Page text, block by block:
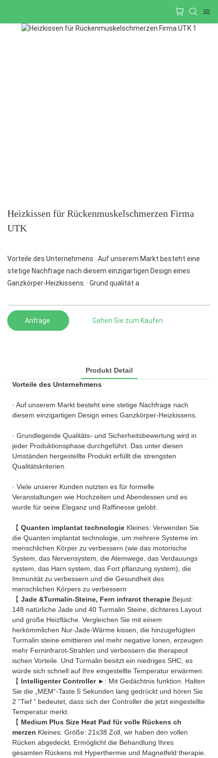
Heizkissen für Rückenmuskelschmerzen Firma
UTK
Vorteile des Unternehmens · Auf unserem Markt besteht eine
stetige Nachfrage nach diesem einzigartigen Design eines
Ganzkörper-Heizkissens. · Grund qualität a
Anfrage Gehen Sie zum Kaufen
Produkt Detail
Vorteile des Unternehmens
· Auf unserem Markt besteht eine stetige Nachfrage nach
diesem einzigartigen Design eines Ganzkörper-Heizkissens.
· Grundlegende Qualitäts- und Sicherheitsbewertung wird in
jeder Produktionsphase durchgeführt. Das unter diesen
Umständen hergestellte Produkt erfüllt die strengsten
Qualitätskriterien.
· Viele unserer Kunden nutzten es für formelle
Veranstaltungen wie Hochzeiten und Abendessen und es
wurde für seine Eleganz und Raffinesse gelobt.
【 Quanten implantat technologie Kleines: Verwenden Sie
die Quanten implantat technologie, um mehrere Systeme im
menschlichen Körper zu verbessern (wie das motorische
System, das Nervensystem, die Atemwege, das Verdauungs
system, das Harn system, das Fort pflanzung system), die
Immunität zu verbessern und die Gesundheit des
menschlichen Körpers zu verbessern
【 Jade &Turmalin-Steine, Fern infrarot therapie Bejust:
148 natürliche Jade und 40 Turmalin Steine, dichteres Layout
und große Heizfläche. Vergleichen Sie mit einem
herkömmlichen Nur-Jade-Wärme kissen, die hinzugefügten
Turmalin steine emittieren viel mehr negative Ionen, erzeugen
mehr Ferninfrarot-Strahlen und verbessern die therapeut
ischen Vorteile. Und Turmalin besitzt ein niedriges SHC, es
würde sich schnell auf Ihre eingestellte Temperatur erwärmen.
【 Intelligenter Controller ►: Mit Gedächtnis funktion. Halten
Sie die „MEM“-Taste 5 Sekunden lang gedrückt und hören Sie
2 “Tief ” bedeutet, dass sich der Controller die jetzt eingestellte
Temperatur merkt.
【 Medium Plus Size Heat Pad für volle Rückens ch
merzen Kleines: Größe: 21x38 Zoll, wir haben den vollen
Rücken abgedeckt, Ermöglicht die Behandlung Ihres
gesamten Rückens mit Hyperthermie und Magnetfeld therapie.